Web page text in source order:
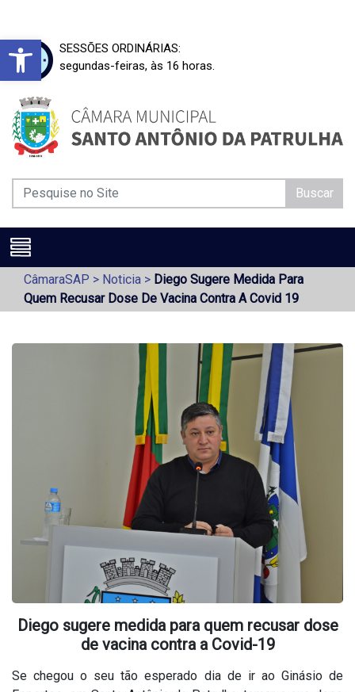
Barra de Ferramentas Aberta
SESSÕES ORDINÁRIAS:
segundas-feiras, às 16 horas.
Buscar
CâmaraSAP > Noticia > Diego Sugere Medida Para
Quem Recusar Dose De Vacina Contra A Covid 19
Diego sugere medida para quem recusar dose
de vacina contra a Covid-19
Se chegou o seu tão esperado dia de ir ao Ginásio de